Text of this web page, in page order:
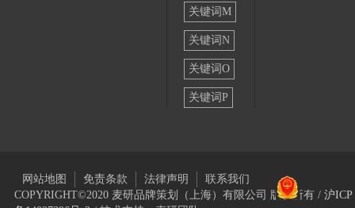
关键词M
关键词N
关键词O
关键词P
网站地图 免责条款 法律声明
联系我们
COPYRIGHT©2020 麦研品牌策划（上海）有限公司 版权所有 / 沪ICP